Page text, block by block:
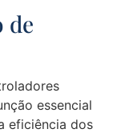
de
essencial
eficiência dos